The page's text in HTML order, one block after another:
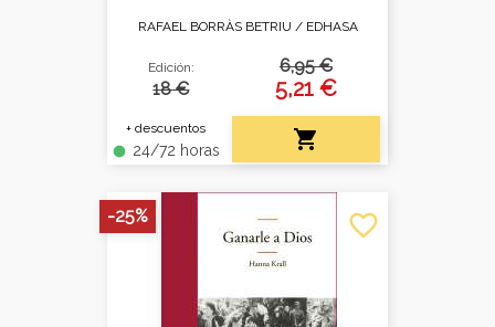
RAFAEL BORRÀS BETRIU / EDHASA
Edición:
18 €
+ descuentos
fiber_manual_record 24/72 horas
6,95 €
5,21 €

favorite_border
-25%